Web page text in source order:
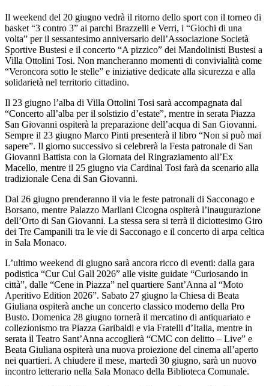
Il weekend del 20 giugno vedrà il ritorno dello sport con il torneo di
basket “3 contro 3” ai parchi Brazzelli e Verri, i “Giochi di una
volta” per il sessantesimo anniversario dell’Associazione Società
Sportive Bustesi e il concerto “A pizzico” dei Mandolinisti Bustesi a
Villa Ottolini Tosi. Non mancheranno momenti di convivialità come
“Veroncora sotto le stelle” e iniziative dedicate alla sicurezza e alla
solidarietà nel territorio cittadino.
Il 23 giugno l’alba di Villa Ottolini Tosi sarà accompagnata dal
“Concerto all’alba per il solstizio d’estate”, mentre in serata Piazza
San Giovanni ospiterà la preparazione dell’acqua di San Giovanni.
Sempre il 23 giugno Marco Pinti presenterà il libro “Non si può mai
sapere”. Il giorno successivo si celebrerà la Festa patronale di San
Giovanni Battista con la Giornata del Ringraziamento all’Ex
Macello, mentre il 25 giugno via Cardinal Tosi farà da scenario alla
tradizionale Cena di San Giovanni.
Dal 26 giugno prenderanno il via le feste patronali di Sacconago e
Borsano, mentre Palazzo Marliani Cicogna ospiterà l’inaugurazione
dell’Orto di San Giovanni. La stessa sera si terrà il diciottesimo Giro
dei Tre Campanili tra le vie di Sacconago e il concerto di arpa celtica
in Sala Monaco.
L’ultimo weekend di giugno sarà ancora ricco di eventi: dalla gara
podistica “Cur Cul Gall 2026” alle visite guidate “Curiosando in
città”, dalle “Cene in Piazza” nel quartiere Sant’Anna al “Moto
Aperitivo Edition 2026”. Sabato 27 giugno la Chiesa di Beata
Giuliana ospiterà anche un concerto classico moderno della Pro
Busto. Domenica 28 giugno tornerà il mercatino di antiquariato e
collezionismo tra Piazza Garibaldi e via Fratelli d’Italia, mentre in
serata il Teatro Sant’Anna accoglierà “CMC con delitto – Live” e
Beata Giuliana ospiterà una nuova proiezione del cinema all’aperto
nei quartieri. A chiudere il mese, martedì 30 giugno, sarà un nuovo
incontro letterario nella Sala Monaco della Biblioteca Comunale.